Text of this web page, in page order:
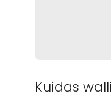
Kuidas